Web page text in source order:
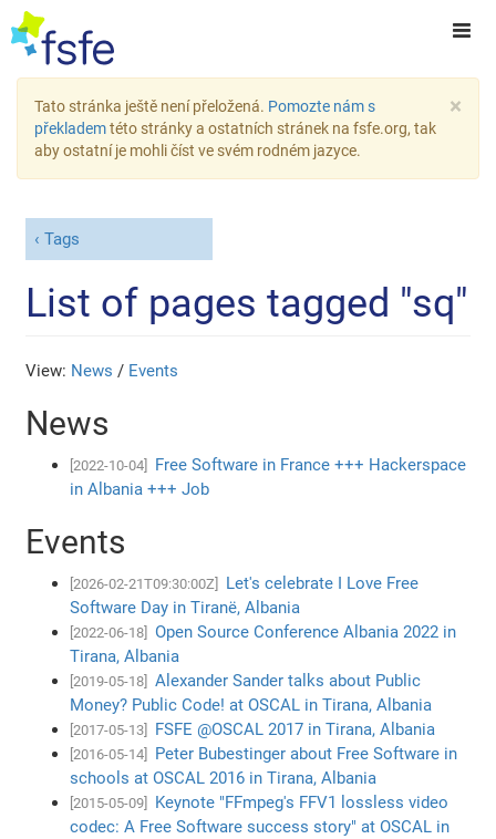
×
Tato stránka ještě není přeložená. Pomozte nám s
překlademtéto stránky a ostatních stránek na fsfe.org, tak
aby ostatní je mohli číst ve svém rodném jazyce.
Tags
List of pages tagged "sq"
View: News / Events
News
[2022-10-04]
Free Software in France +++ Hackerspace
in Albania +++ Job
Events
[2026-02-21T09:30:00Z]
Let's celebrate I Love Free
Software Day in Tiranë, Albania
[2022-06-18]
Open Source Conference Albania 2022 in
Tirana, Albania
[2019-05-18]
Alexander Sander talks about Public
Money? Public Code! at OSCAL in Tirana, Albania
[2017-05-13] FSFE @OSCAL 2017 in Tirana, Albania
[2016-05-14]
Peter Bubestinger about Free Software in
schools at OSCAL 2016 in Tirana, Albania
[2015-05-09]
Keynote "FFmpeg's FFV1 lossless video
codec: A Free Software success story" at OSCAL in